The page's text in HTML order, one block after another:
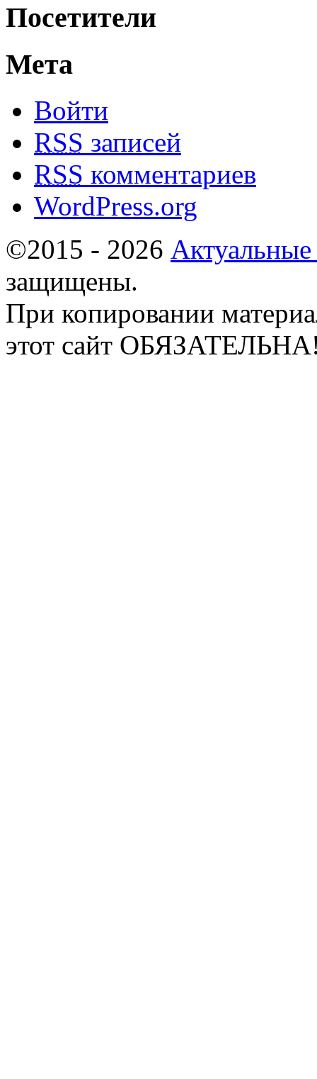
Посетители
Мета
Войти
RSS записей
RSS комментариев
WordPress.org
©2015 - 2026
защищены.
При копировании
этот сайт